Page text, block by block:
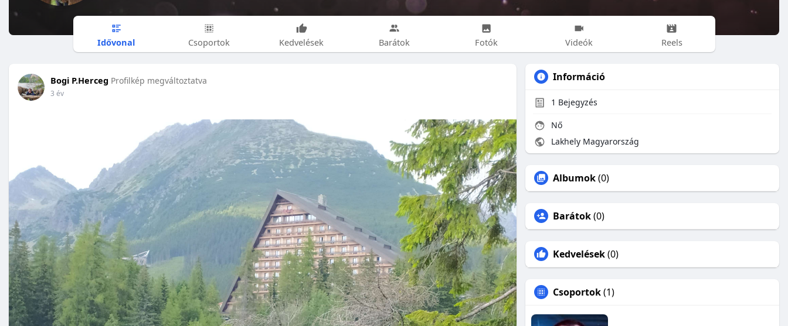
Idővonal Csoportok Kedvelések Barátok Fotók Videók Reels
Bogi P.Herceg Profilkép megváltoztatva
3 év
Információ
1 Bejegyzés
Nő
Lakhely Magyarország
Albumok(0)
Barátok(0)
Kedvelések(0)
Csoportok(1)